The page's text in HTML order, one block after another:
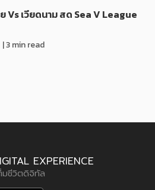
เวียดนาม สด Sea V League
| 3 min read
EXPERIENCE
มชีวิตดิจิทัล